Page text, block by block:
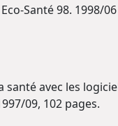
Santé 98. 1998/06
avec les
09, 102 pages.